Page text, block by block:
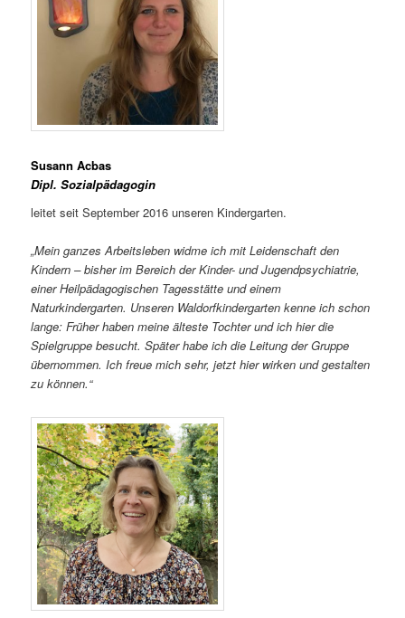
Susann Acbas
Dipl. Sozialpädagogin
leitet seit September 2016 unseren Kindergarten.
„Mein ganzes Arbeitsleben widme ich mit Leidenschaft den
Kindern – bisher im Bereich der Kinder- und Jugendpsychiatrie,
einer Heilpädagogischen Tagesstätte und einem
Naturkindergarten. Unseren Waldorfkindergarten kenne ich schon
lange: Früher haben meine älteste Tochter und ich hier die
Spielgruppe besucht. Später habe ich die Leitung der Gruppe
übernommen. Ich freue mich sehr, jetzt hier wirken und gestalten
zu können.“